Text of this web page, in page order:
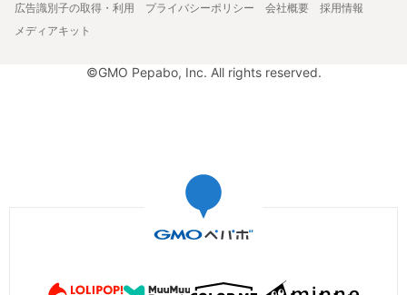
広告識別子の取得・利用
プライバシーポリシー 会社概要
採用情報
メディアキット
©GMO Pepabo, Inc. All rights reserved.